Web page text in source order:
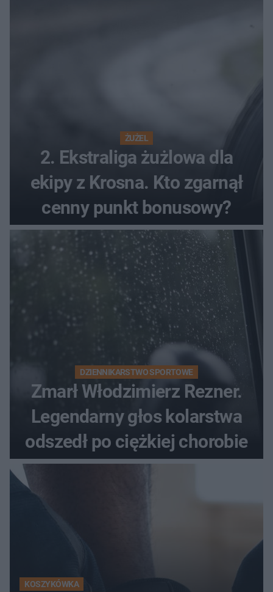
ŻUŻEL
2. Ekstraliga żużlowa dla
ekipy z Krosna. Kto zgarnął
cenny punkt bonusowy?
DZIENNIKARSTWO SPORTOWE
Zmarł Włodzimierz Rezner.
Legendarny głos kolarstwa
odszedł po ciężkiej chorobie
KOSZYKÓWKA